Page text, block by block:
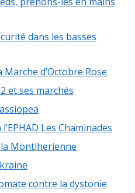
dans les basses
d’Octobre Rose
et ses marchés
Les Chaminades
Montlherienne
contre la dystonie